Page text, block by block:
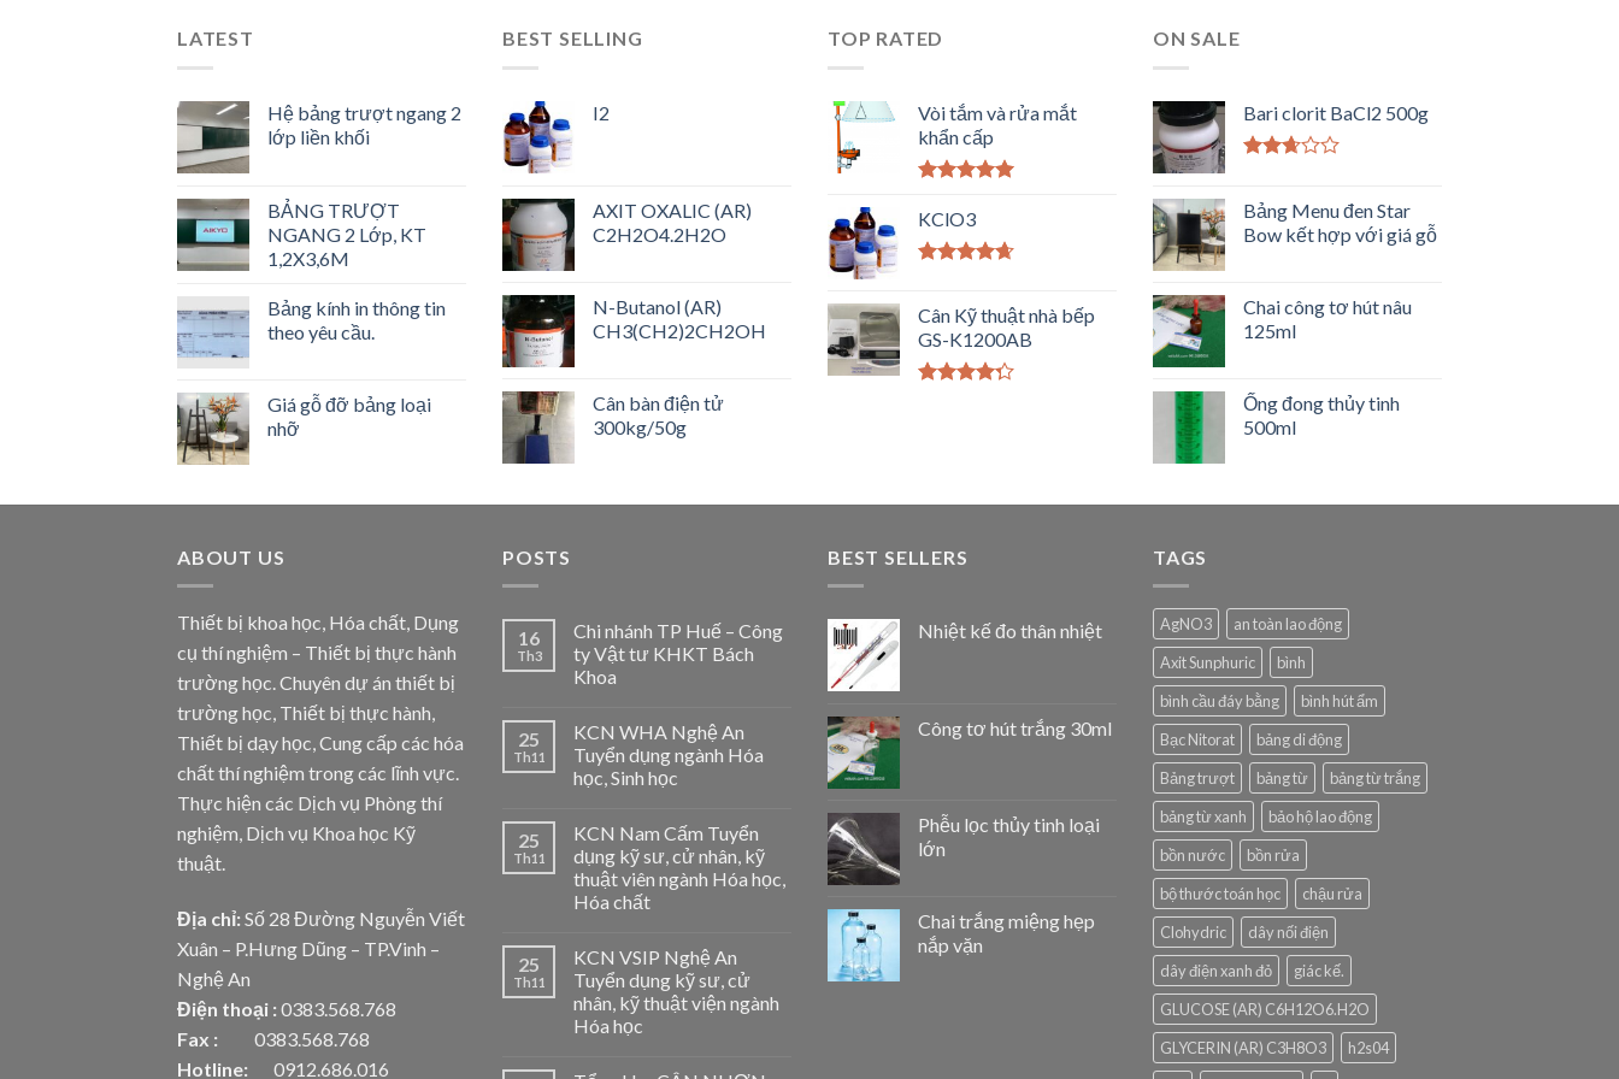
LATEST
Hệ bảng trượt ngang 2
lớp liền khối
BẢNG TRƯỢT
NGANG 2 Lớp, KT
1,2X3,6M
Bảng kính in thông tin
theo yêu cầu.
Giá gỗ đỡ bảng loại
nhỡ
BEST SELLING
I2
AXIT OXALIC (AR)
C2H2O4.2H2O
N-Butanol (AR)
CH3(CH2)2CH2OH
Cân bàn điện tử
300kg/50g
TOP RATED
Vòi tắm và rửa mắt
khẩn cấp
hạng5.00
KClO3
5 sao
Cân Kỹ thuật nhà bếp
GS-K1200AB
ON SALE
Bari clorit BaCl2 500g
hạng
2.50
Bảng Menu đen Star
Bow kết hợp với giá gỗ
Chai công tơ hút nâu
125ml
Ống đong thủy tinh
500ml
ABOUT US
Thiết bị khoa học, Hóa chất, Dụng
cụ thí nghiệm – Thiết bị thực hành
trường học. Chuyên dự án thiết bị
trường học, Thiết bị thực hành,
Thiết bị dạy học, Cung cấp các hóa
chất thí nghiệm trong các lĩnh vực.
Thực hiện các Dịch vụ Phòng thí
nghiệm, Dịch vụ Khoa học Kỹ
thuật.
Địa chỉ: Số 28 Đường Nguyễn Viết
Xuân – P.Hưng Dũng – TP.Vinh –
Nghệ An
Điện thoại : 0383.568.768
Fax : 0383.568.768
Hotline: 0912.686.016
POSTS
16
Th3
Chi nhánh TP Huế – Công
ty Vật tư KHKT Bách
Khoa
25
Th11
KCN WHA Nghệ An
Tuyển dụng ngành Hóa
học, Sinh học
25
Th11
KCN Nam Cấm Tuyển
dụng kỹ sư, cử nhân, kỹ
thuật viên ngành Hóa học,
Hóa chất
25
Th11
KCN VSIP Nghệ An
Tuyển dụng kỹ sư, cử
nhân, kỹ thuật viện ngành
Hóa học
BEST SELLERS
Nhiệt kế đo thân nhiệt
Công tơ hút trắng 30ml
Phễu lọc thủy tinh loại
lớn
Chai trắng miệng hẹp
nắp vặn
TAGS
AgNO3
an toàn lao động
Axit Sunphuric
bình
bình cầu đáy bằng
bình hút ẩm
Bạc Nitorat
bảng di động
Bảng trượt
bảng từ
bảng từ trắng
bảng từ xanh
bảo hộ lao động
bồn nước
bồn rửa
bộ thước toán học
chậu rửa
Clohydric
dây nối điện
dây điện xanh đỏ
giác kế.
GLUCOSE (AR) C6H12O6.H2O
GLYCERIN (AR) C3H8O3
h2s04